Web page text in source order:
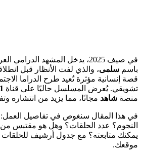
في صيف 2025، يدخل المشهد
باسم سلمى، والذي لفت الأنظار قبل
قصة إنسانية مؤثرة تُعيد طرح الدراما
تشويقي. يُعرض المسلسل حاليًا على قناة
منصة شاهد مجانًا، مما يزيد من انتشاره
في هذا المقال سنغوص في تفاصيل
النجوم؟ عدد الحلقات؟ وهل هو مقتبس
يمكنك متابعته؟ مع جدول أرشيف للحلقات
موقعك.